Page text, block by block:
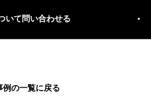
いて問い合わせる
例の一覧に戻る